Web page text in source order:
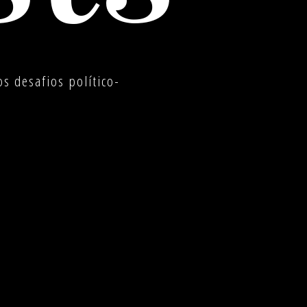
desafios político-